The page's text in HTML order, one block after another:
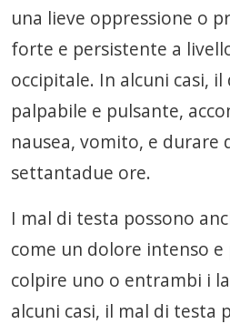
una lieve oppressione o
forte e persistente a
occipitale. In alcuni casi,
palpabile e pulsante,
nausea, vomito, e durare
settantadue ore.
I mal di testa possono
come un dolore intenso
colpire uno o entrambi i
alcuni casi, il mal di testa